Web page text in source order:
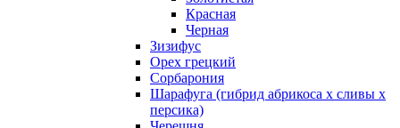
Красная
Черная
Зизифус
Орех грецкий
Сорбарония
Шарафуга (гибрид абрикоса х сливы х
персика)